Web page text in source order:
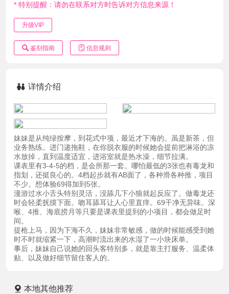
* 特别提醒：请勿在联系对方时告诉对方信息来源！
升级VIP
鉴别指南 信息规则
详情介绍
妹妹是从纯绿按摩，到花式中项，最近才下海的。虽是新茶，但
业务熟练。进门递拖鞋，在你脱衣服的时候她会提前把淋浴的凉
水放掉，直到温度适宜，进浴室就是热水澡，细节拉满。
课表里有3-4-5的档，是会所那一套。哪怕最低的3张也有毒龙和
指划，还挺良心的。4档起步就有AB面了，各种滑各种推，项目
不少。想体验69得加到5张。
漫游过水小舌头特别灵活，没舔几下小狼就起反应了。做毒龙还
时会轻柔抚摸下面。吻耳舔耳让人心里直痒。69干净无异味。深
喉、4推、海底捞月等只要是课表里提到的小项目，都会做足时
间。
提枪上马，因为下海不久，妹妹非常敏感，做的时候能感受到她
时不时就缩紧一下，高潮时流出来的水湿了一小块床单。
事后，妹妹自己说她的回头客特别多，就是靠主打服务、温柔体
贴、以及做好细节留住客人的。
本地其他推荐